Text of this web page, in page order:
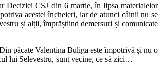
Deciziei CSJ din 6 martie, în lipsa materialelor
acestei încheieri, iar de atunci câinii nu se
și alții, împrăștiind demersuri și comunicate
păcate Valentina Buliga este împotrivă și nu o
lui Selevestru, sunt vecine, ce să zici…